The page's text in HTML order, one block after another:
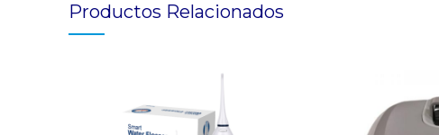
Productos Relacionados